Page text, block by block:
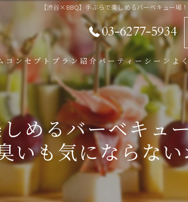
【渋谷×BBQ】手ぶらで楽しめるバーベキュー
03-6277-5934
コンセプト プラン紹介
パーティープラン
学割プラン
オプション
パーティーシーン よ
めるバーベキュ
いも気にならな